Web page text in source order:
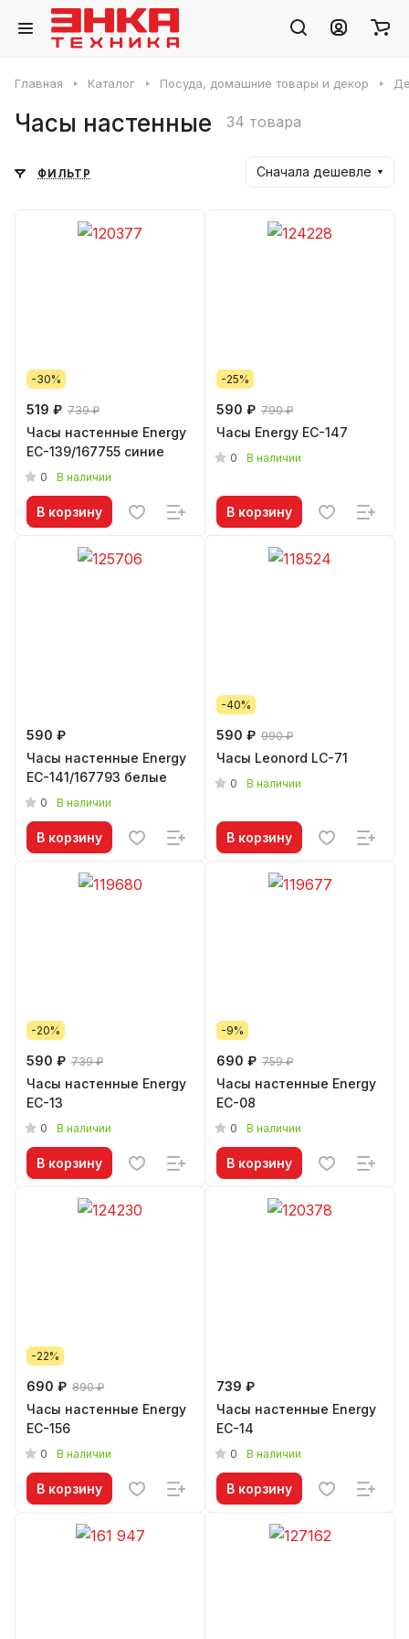
Главная Каталог Посуда, домашние товары и декор
Часы настенные 34 товара
ФИЛЬТР Сначала дешевле
-30%
519 ₽ 739 ₽
Часы настенные Energy
EC-139/167755 синие
0 В наличии
В корзину
-25%
590 ₽ 790 ₽
Часы Energy EC-147
0 В наличии
В корзину
590 ₽
Часы настенные Energy
EC-141/167793 белые
0 В наличии
В корзину
-40%
590 ₽ 990 ₽
Часы Leonord LC-71
0 В наличии
В корзину
-20%
590 ₽ 739 ₽
Часы настенные Energy
EC-13
0 В наличии
В корзину
-9%
690 ₽ 759 ₽
Часы настенные Energy
EC-08
0 В наличии
В корзину
-22%
690 ₽ 890 ₽
Часы настенные Energy
EC-156
0 В наличии
В корзину
739 ₽
Часы настенные Energy
EC-14
0 В наличии
В корзину